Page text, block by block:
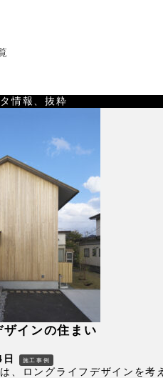
情報、抜粋
ザインの住まい
施工事例
、ロングライフデザインを